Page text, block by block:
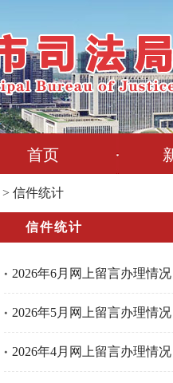
首页
>信件统计
信件统计
2026年6月网上留言办理情况
2026年5月网上留言办理情况
2026年4月网上留言办理情况